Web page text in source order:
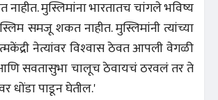
मुस्लिमांना भारतातच चांगले भविष्य
समजू शकत नाहीत. मुस्लिमांनी त्यांच्या
नेत्यांवर विश्‍वास ठेवत आपली वेगळी
सवतासुभा चालूच ठेवायचं ठरवलं तर ते
धोंडा पाडून घेतील.'